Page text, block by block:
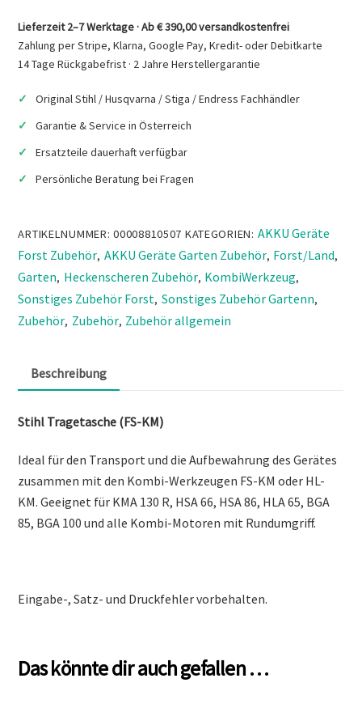
Menge
Lieferzeit 2–7 Werktage · Ab € 390,00 versandkostenfrei
Zahlung per Stripe, Klarna, Google Pay, Kredit- oder Debitkarte
14 Tage Rückgabefrist · 2 Jahre Herstellergarantie
Original Stihl / Husqvarna / Stiga / Endress Fachhändler
Garantie & Service in Österreich
Ersatzteile dauerhaft verfügbar
Persönliche Beratung bei Fragen
ARTIKELNUMMER:00008810507 KATEGORIEN: AKKU Geräte
Forst Zubehör, AKKU Geräte Garten Zubehör, Forst/Land,
Garten, Heckenscheren Zubehör, KombiWerkzeug,
Sonstiges Zubehör Forst, Sonstiges Zubehör Gartenn,
Zubehör, Zubehör, Zubehör allgemein
Beschreibung
Stihl Tragetasche (FS-KM)
Ideal für den Transport und die Aufbewahrung des Gerätes
zusammen mit den Kombi-Werkzeugen FS-KM oder HL-
KM. Geeignet für KMA 130 R, HSA 66, HSA 86, HLA 65, BGA
85, BGA 100 und alle Kombi-Motoren mit Rundumgriff.
Eingabe-, Satz- und Druckfehler vorbehalten.
Das könnte dir auch gefallen …